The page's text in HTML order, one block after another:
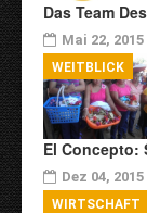
Das Team
Mai 22, 2015
El Concepto:
Dez 04, 2015
WEITBLICK
WIRTSCHAFT